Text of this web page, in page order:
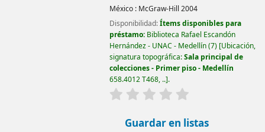
México : McGraw-Hill 2004
Disponibilidad:Ítems disponibles para
préstamo: Biblioteca Rafael Escandón
Hernández - UNAC - Medellín(7) Ubicación,
signatura topográfica:Sala principal de
colecciones - Primer piso - Medellín
658.4012 T468, .. .
valoración
Guardar en listas